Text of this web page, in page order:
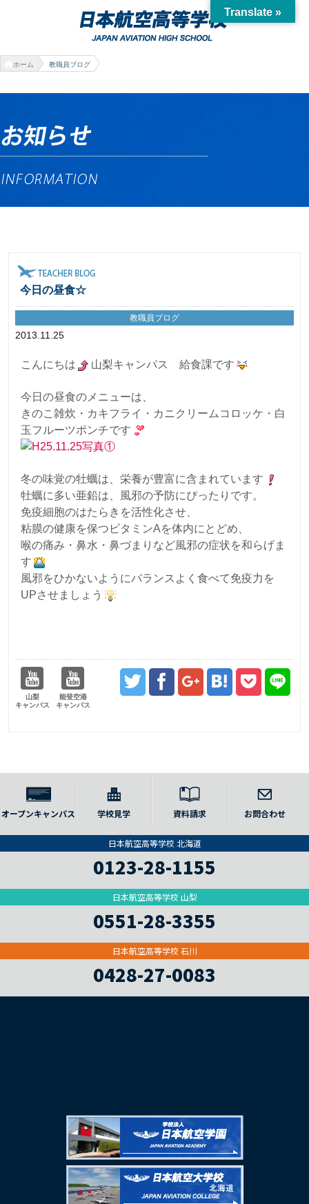
ホーム 教職員ブログ
今日の昼食☆
2013.11.25
教職員ブログ
こんにちは 山梨キャンパス 給食課です
今日の昼食のメニューは、
きのこ雑炊・カキフライ・カニクリームコロッケ・白
玉フルーツポンチです
冬の味覚の牡蠣は、栄養が豊富に含まれています
牡蠣に多い亜鉛は、風邪の予防にぴったりです。
免疫細胞のはたらきを活性化させ、
粘膜の健康を保つビタミンAを体内にとどめ、
喉の痛み・鼻水・鼻づまりなど風邪の症状を和らげま
す
風邪をひかないようにバランスよく食べて免疫力を
UPさせましょう
山梨
キャンパス
能登空港
キャンパス
オープンキャンパス 学校見学 資料請求 お問合わせ
日本航空高等学校 北海道
0123-28-1155
日本航空高等学校 山梨
0551-28-3355
日本航空高等学校 石川
0428-27-0083
Translate »